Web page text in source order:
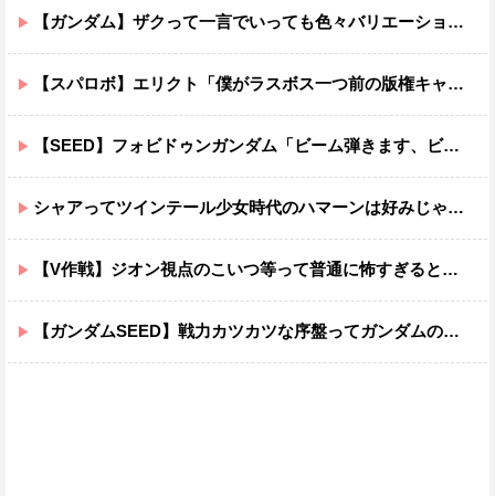
【ガンダム】ザクって一言でいっても色々バリエーションがあるよね
【スパロボ】エリクト「僕がラスボス一つ前の版権キャラ最後の敵ってちょっと荷が重すぎない？」
【SEED】フォビドゥンガンダム「ビーム弾きます、ビーム曲げられます、空飛びます」←二世代目でこれ出来るのおかしいだろ
シャアってツインテール少女時代のハマーンは好みじゃなかったの？
【V作戦】ジオン視点のこいつ等って普通に怖すぎると思う…
【ガンダムSEED】戦力カツカツな序盤ってガンダムの中だと割と珍しい気がする